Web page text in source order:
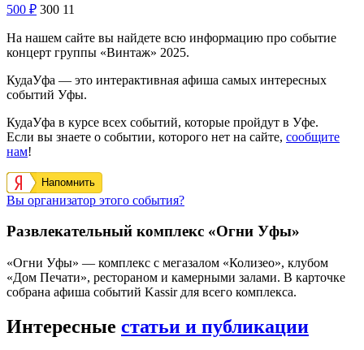
500 ₽ 300 11
На нашем сайте вы найдете всю информацию про событие
концерт группы «Винтаж» 2025.
КудаУфа — это интерактивная афиша самых интересных
событий Уфы.
КудаУфа в курсе всех событий, которые пройдут в Уфе.
Если вы знаете о событии, которого нет на сайте, сообщите
нам!
Напомнить
Вы организатор этого события?
Развлекательный комплекс «Огни Уфы»
«Огни Уфы» — комплекс с мегазалом «Колизео», клубом
«Дом Печати», рестораном и камерными залами. В карточке
собрана афиша событий Kassir для всего комплекса.
Интересные статьи и публикации